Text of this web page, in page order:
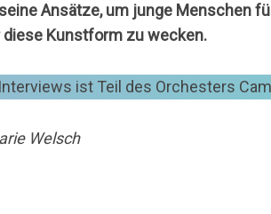
Ansätze, um junge Menschen
Kunstform zu wecken.
ist Teil des Orchesters
Welsch